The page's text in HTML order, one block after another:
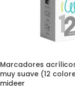
Marcadores
muy suave (12
mideer